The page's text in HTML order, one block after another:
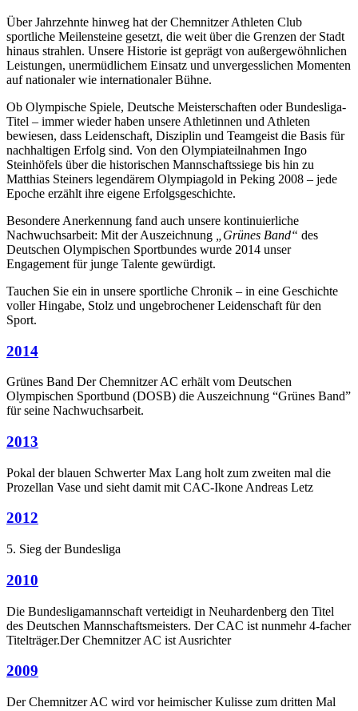
Über Jahrzehnte hinweg hat der Chemnitzer Athleten Club
sportliche Meilensteine gesetzt, die weit über die Grenzen der Stadt
hinaus strahlen. Unsere Historie ist geprägt von außergewöhnlichen
Leistungen, unermüdlichem Einsatz und unvergesslichen Momenten
auf nationaler wie internationaler Bühne.
Ob Olympische Spiele, Deutsche Meisterschaften oder Bundesliga-
Titel – immer wieder haben unsere Athletinnen und Athleten
bewiesen, dass Leidenschaft, Disziplin und Teamgeist die Basis für
nachhaltigen Erfolg sind. Von den Olympiateilnahmen Ingo
Steinhöfels über die historischen Mannschaftssiege bis hin zu
Matthias Steiners legendärem Olympiagold in Peking 2008 – jede
Epoche erzählt ihre eigene Erfolgsgeschichte.
Besondere Anerkennung fand auch unsere kontinuierliche
Nachwuchsarbeit: Mit der Auszeichnung
„Grünes Band“ des
Deutschen Olympischen Sportbundes wurde 2014 unser
Engagement für junge Talente gewürdigt.
Tauchen Sie ein in unsere sportliche Chronik – in eine Geschichte
voller Hingabe, Stolz und ungebrochener Leidenschaft für den
Sport.
2014
Grünes Band Der Chemnitzer AC erhält vom Deutschen
Olympischen Sportbund (DOSB) die Auszeichnung “Grünes Band”
für seine Nachwuchsarbeit.
2013
Pokal der blauen Schwerter Max Lang holt zum zweiten mal die
Prozellan Vase und sieht damit mit CAC-Ikone Andreas Letz
2012
5. Sieg der Bundesliga
2010
Die Bundesligamannschaft verteidigt in Neuhardenberg den Titel
des Deutschen Mannschaftsmeisters. Der CAC ist nunmehr 4-facher
Titelträger.Der Chemnitzer AC ist Ausrichter
2009
Der Chemnitzer AC wird vor heimischer Kulisse zum dritten Mal